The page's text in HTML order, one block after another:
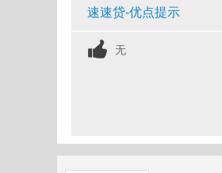
速速贷-优点提示
无